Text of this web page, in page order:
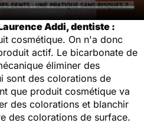
Addi, dentiste :
cosmétique. On n'a donc
actif. Le bicarbonate de
éliminer des
sont des colorations de
que produit cosmétique va
des colorations et blanchir
des colorations de surface.